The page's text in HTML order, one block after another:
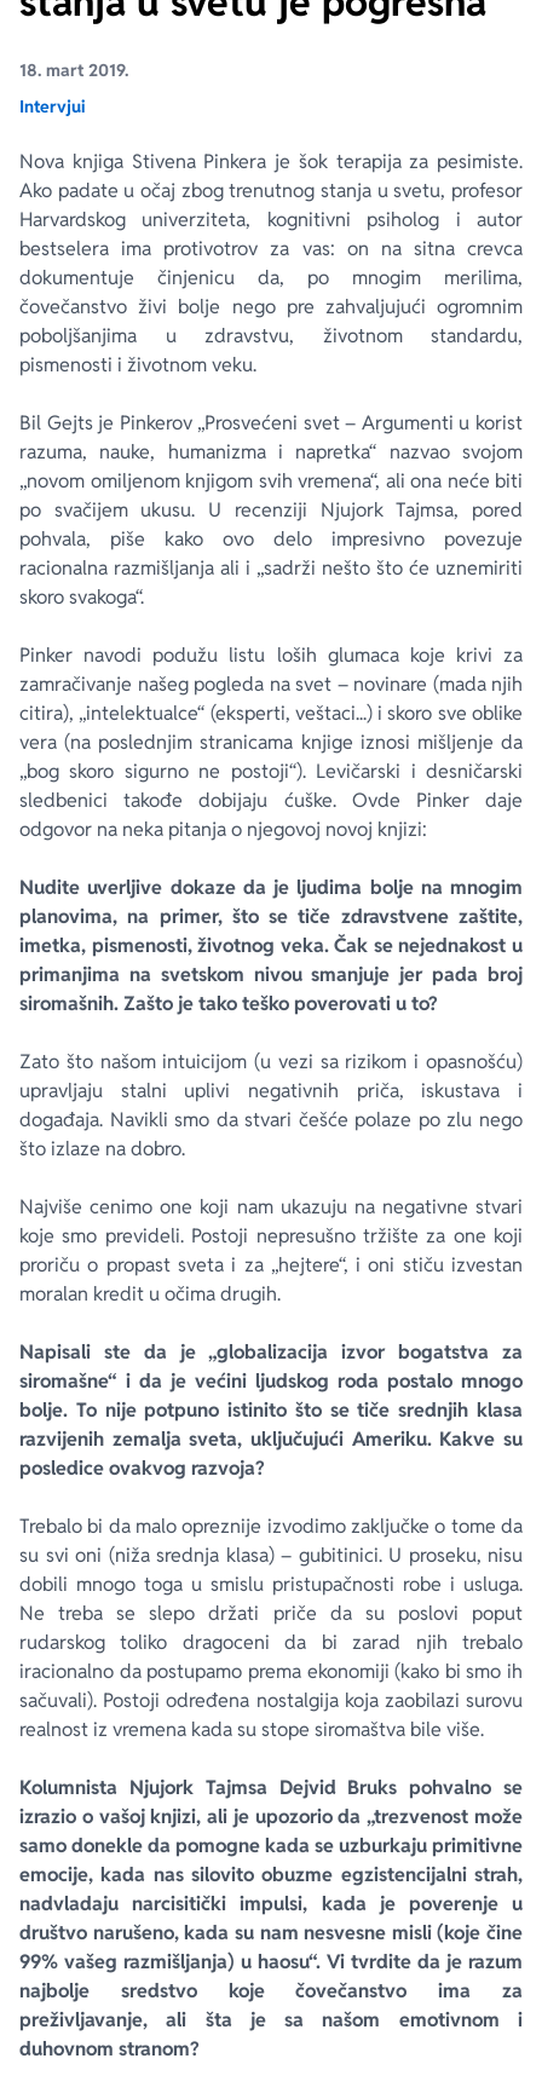
18. mart 2019.
Intervjui
Nova knjiga Stivena Pinkera je šok terapija za pesimiste.
Ako padate u očaj zbog trenutnog stanja u svetu, profesor
Harvardskog univerziteta, kognitivni psiholog i autor
bestselera ima protivotrov za vas: on na sitna crevca
dokumentuje činjenicu da, po mnogim merilima,
čovečanstvo živi bolje nego pre zahvaljujući ogromnim
poboljšanjima u zdravstvu, životnom standardu,
pismenosti i životnom veku.
Bil Gejts je Pinkerov „Prosvećeni svet – Argumenti u korist
razuma, nauke, humanizma i napretka“ nazvao svojom
„novom omiljenom knjigom svih vremena“, ali ona neće biti
po svačijem ukusu. U recenziji Njujork Tajmsa, pored
pohvala, piše kako ovo delo impresivno povezuje
racionalna razmišljanja ali i „sadrži nešto što će uznemiriti
skoro svakoga“.
Pinker navodi podužu listu loših glumaca koje krivi za
zamračivanje našeg pogleda na svet – novinare (mada njih
citira), „intelektualce“ (eksperti, veštaci...) i skoro sve oblike
vera (na poslednjim stranicama knjige iznosi mišljenje da
„bog skoro sigurno ne postoji“). Levičarski i desničarski
sledbenici takođe dobijaju ćuške. Ovde Pinker daje
odgovor na neka pitanja o njegovoj novoj knjizi:
Nudite uverljive dokaze da je ljudima bolje na mnogim
planovima, na primer, što se tiče zdravstvene zaštite,
imetka, pismenosti, životnog veka. Čak se nejednakost u
primanjima na svetskom nivou smanjuje jer pada broj
siromašnih. Zašto je tako teško poverovati u to?
Zato što našom intuicijom (u vezi sa rizikom i opasnošću)
upravljaju stalni uplivi negativnih priča, iskustava i
događaja. Navikli smo da stvari češće polaze po zlu nego
što izlaze na dobro.
Najviše cenimo one koji nam ukazuju na negativne stvari
koje smo prevideli. Postoji nepresušno tržište za one koji
proriču o propast sveta i za „hejtere“, i oni stiču izvestan
moralan kredit u očima drugih.
Napisali ste da je „globalizacija izvor bogatstva za
siromašne“ i da je većini ljudskog roda postalo mnogo
bolje. To nije potpuno istinito što se tiče srednjih klasa
razvijenih zemalja sveta, uključujući Ameriku. Kakve su
posledice ovakvog razvoja?
Trebalo bi da malo opreznije izvodimo zaključke o tome da
su svi oni (niža srednja klasa) – gubitinici. U proseku, nisu
dobili mnogo toga u smislu pristupačnosti robe i usluga.
Ne treba se slepo držati priče da su poslovi poput
rudarskog toliko dragoceni da bi zarad njih trebalo
iracionalno da postupamo prema ekonomiji (kako bi smo ih
sačuvali). Postoji određena nostalgija koja zaobilazi surovu
realnost iz vremena kada su stope siromaštva bile više.
Kolumnista Njujork Tajmsa Dejvid Bruks pohvalno se
izrazio o vašoj knjizi, ali je upozorio da „trezvenost može
samo donekle da pomogne kada se uzburkaju primitivne
emocije, kada nas silovito obuzme egzistencijalni strah,
nadvladaju narcisitički impulsi, kada je poverenje u
društvo narušeno, kada su nam nesvesne misli (koje čine
99% vašeg razmišljanja) u haosu“. Vi tvrdite da je razum
najbolje sredstvo koje čovečanstvo ima za
preživljavanje, ali šta je sa našom emotivnom i
duhovnom stranom?
Ekranizovane knjige
E-knjige
Autori
Poezija
Biografija
Bojan Ljubenović
Milica Jakovljević Mir-Jam
Peter Handke
Elif Šafak